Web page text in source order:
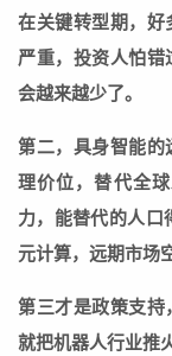
在关键转型期，好
严重，投资人怕
会越来越少了。
第二，具身智能的
理价位，替代全
力，能替代的人口
元计算，远期市场
第三才是政策支持
就把机器人行业推